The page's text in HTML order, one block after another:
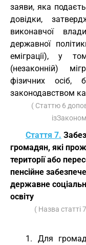
заяви, яка
довідки,
виконавчої
державної
еміграції), у
(незаконній)
фізичних осіб,
законодавством
( Статтю 6
ізЗаконом
Стаття 7.
громадян, які
території або
пенсійне
державне
освіту
( Назва статті
1. Для